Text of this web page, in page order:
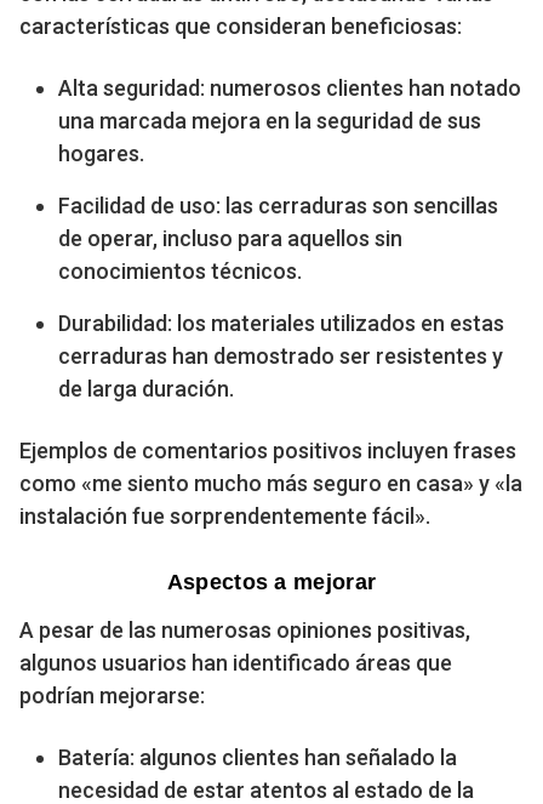
características que consideran beneficiosas:
Alta seguridad: numerosos clientes han notado
una marcada mejora en la seguridad de sus
hogares.
Facilidad de uso: las cerraduras son sencillas
de operar, incluso para aquellos sin
conocimientos técnicos.
Durabilidad: los materiales utilizados en estas
cerraduras han demostrado ser resistentes y
de larga duración.
Ejemplos de comentarios positivos incluyen frases
como «me siento mucho más seguro en casa» y «la
instalación fue sorprendentemente fácil».
Aspectos a mejorar
A pesar de las numerosas opiniones positivas,
algunos usuarios han identificado áreas que
podrían mejorarse:
Batería: algunos clientes han señalado la
necesidad de estar atentos al estado de la